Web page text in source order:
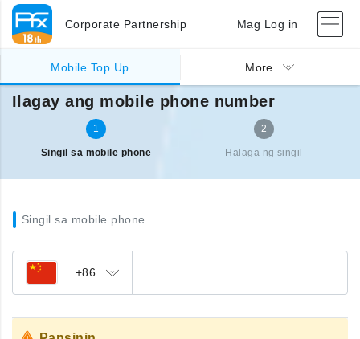
Corporate Partnership Mag Log in
Mobile Top Up More
Singil sa ibang bansa (mobile) Ilagay ang mobile phone number
Ilagay ang mobile phone number
1
Singil sa mobile phone
2
Halaga ng singil
Singil sa mobile phone
+86